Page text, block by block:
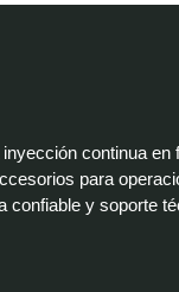
continua
para
confiable y soporte